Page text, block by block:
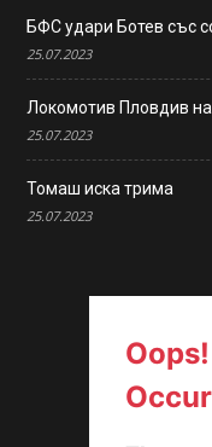
БФС удари Ботев със
25.07.2023
Локомотив Пловдив
25.07.2023
Томаш иска трима
25.07.2023